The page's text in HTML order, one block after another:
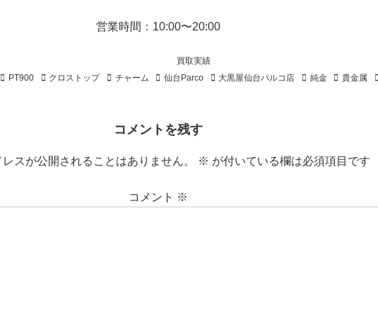
営業時間：10:00〜20:00
買取実績
PT900 クロストップ チャーム 仙台Parco 大黒屋仙台パルコ店 純金 貴金属
コメントを残す
レスが公開されることはありません。 ※ が付いている欄は必須項目です
コメント ※